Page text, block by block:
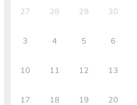
27 28 29 30
3 4 5 6
10 11 12 13
17 18 19 20